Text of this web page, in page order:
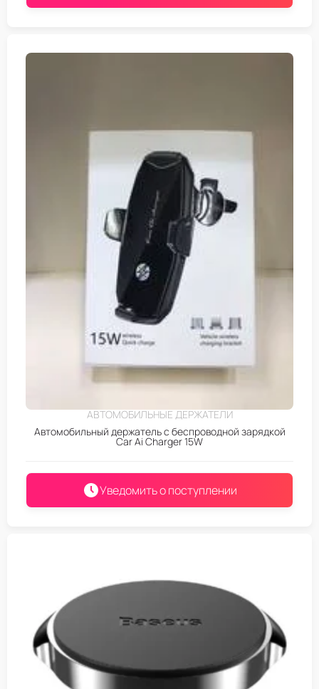
АВТОМОБИЛЬНЫЕ ДЕРЖАТЕЛИ
Автомобильный держатель с беспроводной зарядкой
Car Ai Charger 15W
Уведомить о поступлении